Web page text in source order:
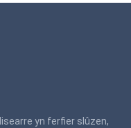
yn ferfier slûzen,